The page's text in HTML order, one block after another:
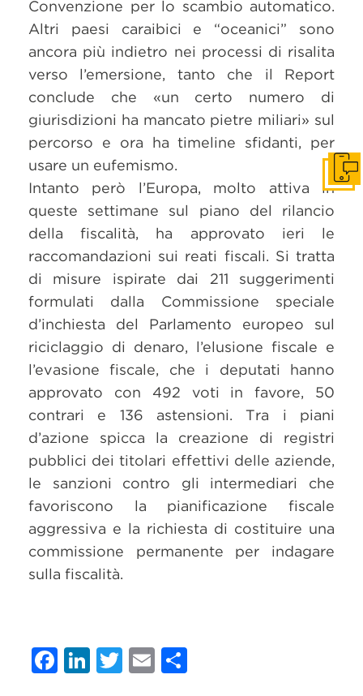
Convenzione per lo scambio automatico.
Altri paesi caraibici e “oceanici” sono
ancora più indietro nei processi di risalita
verso l’emersione, tanto che il Report
conclude che «un certo numero di
giurisdizioni ha mancato pietre miliari» sul
percorso e ora ha timeline sfidanti, per
usare un eufemismo.
Intanto però l’Europa, molto attiva in
queste settimane sul piano del rilancio
della fiscalità, ha approvato ieri le
raccomandazioni sui reati fiscali. Si tratta
di misure ispirate dai 211 suggerimenti
formulati dalla Commissione speciale
d’inchiesta del Parlamento europeo sul
riciclaggio di denaro, l’elusione fiscale e
l’evasione fiscale, che i deputati hanno
approvato con 492 voti in favore, 50
contrari e 136 astensioni. Tra i piani
d’azione spicca la creazione di registri
pubblici dei titolari effettivi delle aziende,
le sanzioni contro gli intermediari che
favoriscono la pianificazione fiscale
aggressiva e la richiesta di costituire una
commissione permanente per indagare
sulla fiscalità.
Facebook
LinkedIn
Twitter
Email
Get